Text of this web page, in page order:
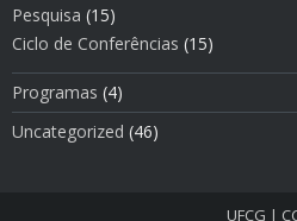
Pesquisa (15)
Ciclo de Conferências (15)
Programas (4)
Uncategorized (46)
UFCG |